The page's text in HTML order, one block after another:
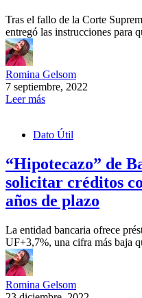
Tras el fallo de la Corte
entregó las instrucciones para
Romina Gelsom
7 septiembre, 2022
Leer más
Dato Útil
“Hipotecazo” de
solicitar créditos
años de plazo
La entidad bancaria ofrece
UF+3,7%, una cifra más baja
Romina Gelsom